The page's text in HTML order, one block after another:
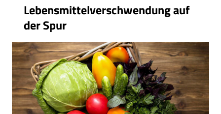
Lebensmittelverschwendung auf
der Spur